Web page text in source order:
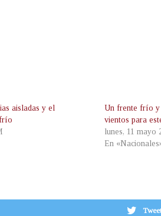
aisladas y el
Un frente frío y
vientos para
lunes, 11 mayo
En